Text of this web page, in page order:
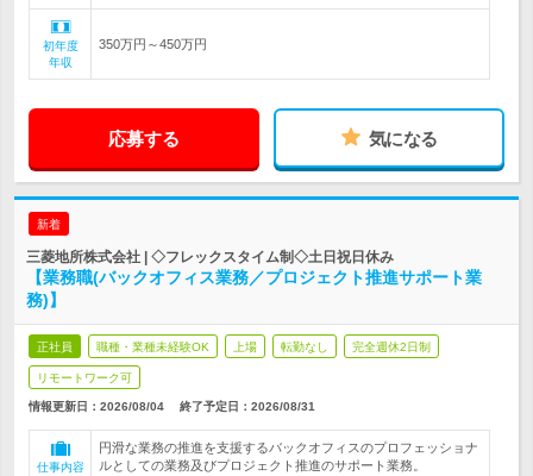
初年度
年収
350万円～450万円
応募する 気になる
新着
三菱地所株式会社 | ◇フレックスタイム制◇土日祝日休み
【業務職(バックオフィス業務／プロジェクト推進サポート業
務)】
正社員 職種・業種未経験OK 上場 転勤なし 完全週休2日制
リモートワーク可
情報更新日：2026/08/04 終了予定日：2026/08/31
仕事内容
円滑な業務の推進を支援するバックオフィスのプロフェッショナ
ルとしての業務及びプロジェクト推進のサポート業務。